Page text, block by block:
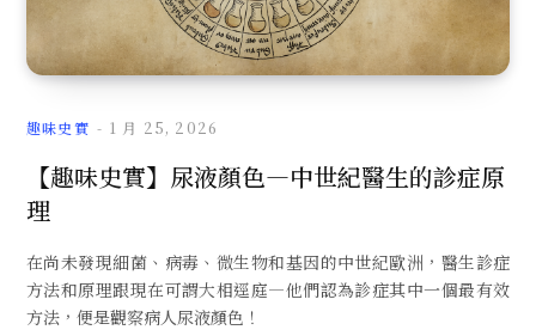
文
趣味史實 1 月 25, 2026
【趣味史實】尿液顏色—中世紀醫生的診症原
理
在尚未發現細菌、病毒、微生物和基因的中世紀歐洲，醫生診症
方法和原理跟現在可謂大相逕庭—他們認為診症其中一個最有效
方法，便是觀察病人尿液顏色！